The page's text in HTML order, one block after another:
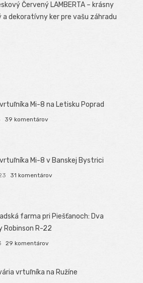
Červený LAMBERTA – krásny
dekoratívny ker pre vašu záhradu
Mi-8 na Letisku Poprad
39 komentárov
Mi-8 v Banskej Bystrici
31 komentárov
farma pri Piešťanoch: Dva
Robinson R-22
29 komentárov
vrtuľníka na Ružíne